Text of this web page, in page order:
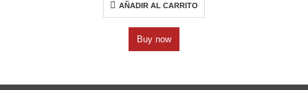
AÑADIR AL CARRITO
Buy now